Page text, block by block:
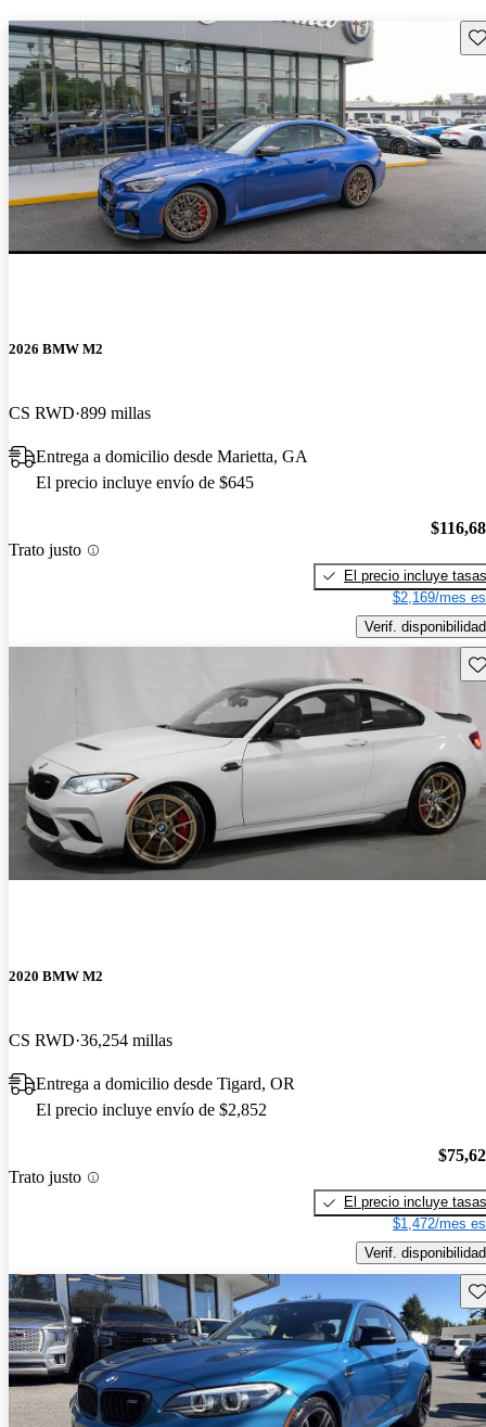
2026 BMW M2
CS RWD 899 millas
Entrega a domicilio desde Marietta, GA
El precio incluye envío de $645
Trato justo
El precio incluye tasas
$2,169/mes
Verif. disponibilidad
2020 BMW M2
CS RWD 36,254 millas
Entrega a domicilio desde Tigard, OR
El precio incluye envío de $2,852
Trato justo
El precio incluye tasas
$1,472/mes
Verif. disponibilidad